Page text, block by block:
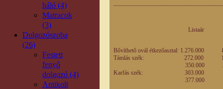
háló (4)
Matracok
(3)
Dolgozószoba
(26)
Festett
fenyő
dolgozó (4)
Antikolt
Listaár
Bővíthető ovál étkezőasztal: 1.276.000
Támlás szék: 272.000
350.000
Karfás szék: 303.000